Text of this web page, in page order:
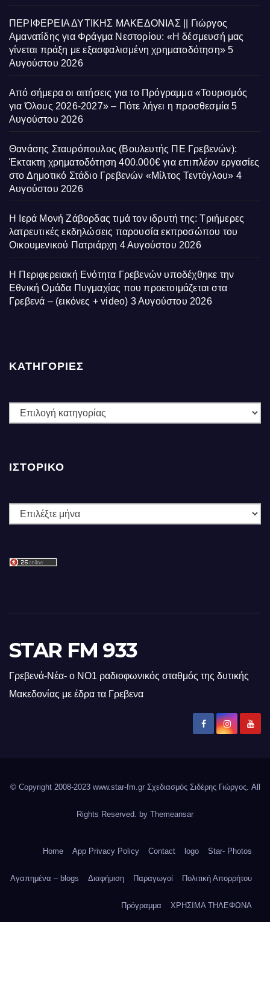
ΠΕΡΙΦΕΡΕΙΑ ΔΥΤΙΚΗΣ ΜΑΚΕΔΟΝΙΑΣ || Γιώργος
Αμανατίδης για Φράγμα Νεστορίου: «Η δέσμευσή μας
γίνεται πράξη με εξασφαλισμένη χρηματοδότηση» 5
Αυγούστου 2026
Από σήμερα οι αιτήσεις για το Πρόγραμμα «Τουρισμός
για Όλους 2026-2027» – Πότε λήγει η προσθεσμία 5
Αυγούστου 2026
Θανάσης Σταυρόπουλος (Βουλευτής ΠΕ Γρεβενών):
Έκτακτη χρηματοδότηση 400.000€ για επιπλέον εργασίες
στο Δημοτικό Στάδιο Γρεβενών «Μίλτος Τεντόγλου» 4
Αυγούστου 2026
Η Ιερά Μονή Ζάβορδας τιμά τον ιδρυτή της: Τριήμερες
λατρευτικές εκδηλώσεις παρουσία εκπροσώπου του
Οικουμενικού Πατριάρχη 4 Αυγούστου 2026
Η Περιφερειακή Ενότητα Γρεβενών υποδέχθηκε την
Εθνική Ομάδα Πυγμαχίας που προετοιμάζεται στα
Γρεβενά – (εικόνες + video) 3 Αυγούστου 2026
ΚΑΤΗΓΟΡΙΕΣ
ΚΑΤΗΓΟΡΙΕΣ
ΙΣΤΟΡΙΚΌ
Ιστορικό
STAR FM 933
Γρεβενά-Νέα- ο ΝΟ1 ραδιοφωνικός σταθμός της δυτικής
Μακεδονίας με έδρα τα Γρεβενα
© Copyright 2008-2023 www.star-fm.gr Σχεδιασμός Σιδέρης Γιώργος. All
Rights Reserved. by Themeansar
Home App Privacy Policy Contact logo Star- Photos
Αγαπημένα – blogs Διαφήμιση Παραγωγοί Πολιτική Απορρήτου
Πρόγραμμα ΧΡΗΣΙΜΑ ΤΗΛΕΦΩΝΑ